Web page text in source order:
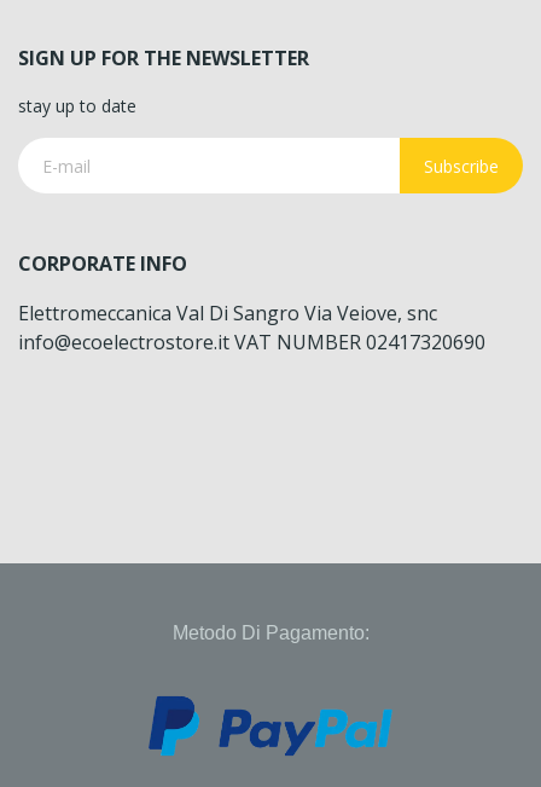
SIGN UP FOR THE NEWSLETTER
stay up to date
Subscribe
CORPORATE INFO
Elettromeccanica Val Di Sangro Via Veiove, snc
info@ecoelectrostore.it VAT NUMBER 02417320690
Metodo Di Pagamento: